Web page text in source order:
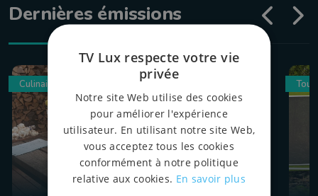
Dernières émissions
Culinaire
TV Lux respecte votre vie
privée
Notre site Web utilise des cookies
pour améliorer l'expérience
utilisateur. En utilisant notre site Web,
vous acceptez tous les cookies
conformément à notre politique
relative aux cookies. En savoir plus